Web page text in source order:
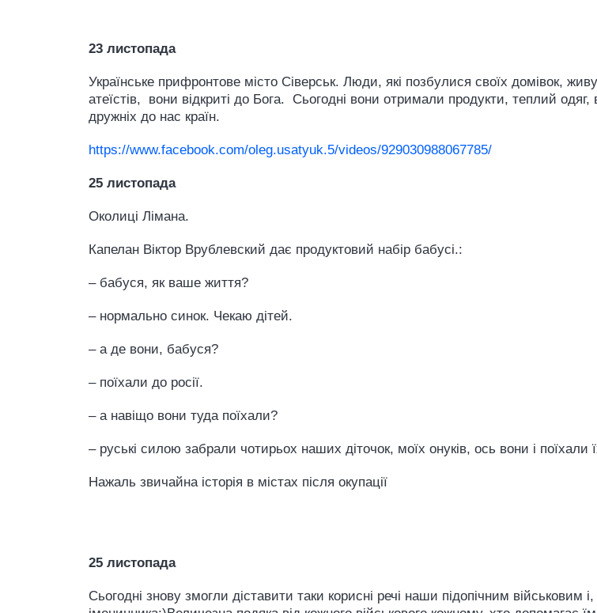
23 листопада
Українське прифронтове місто Сіверськ. Люди, які позбулися своїх домівок,
атеїстів, вони відкриті до Бога. Сьогодні вони отримали продукти, теплий
дружніх до нас країн.
https://www.facebook.com/oleg.usatyuk.5/videos/929030988067785/
25 листопада
Околиці Лімана.
Капелан Віктор Врублевский дає продуктовий набір бабусі.:
– бабуся, як ваше життя?
– нормально синок. Чекаю дітей.
– а де вони, бабуся?
– поїхали до росії.
– а навіщо вони туда поїхали?
– руські силою забрали чотирьох наших діточок, моїх онуків, ось вони і
Нажаль звичайна історія в містах після окупації
25 листопада
Сьогодні знову змогли діставити таки корисні речі наши підопічним військовим